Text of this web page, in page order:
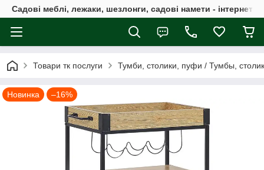
Садові меблі, лежаки, шезлонги, садові намети - інтернет-
Товари тк послуги Тумби, столики, пуфи / Тумбы,
Новинка –16%